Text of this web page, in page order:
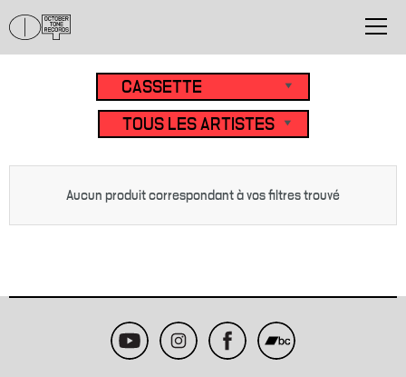
Aucun produit correspondant à vos filtres trouvé